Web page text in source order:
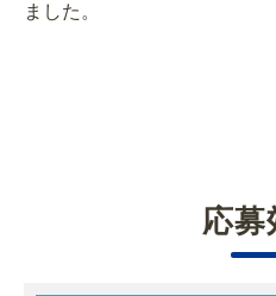
ました。
応募